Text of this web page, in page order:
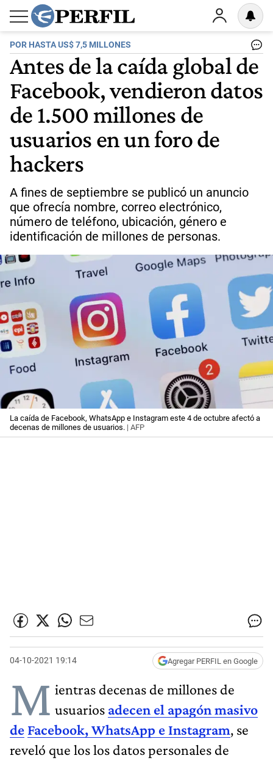
POR HASTA US$ 7,5 MILLONES
Antes de la caída global de
Facebook, vendieron datos
de 1.500 millones de
usuarios en un foro de
hackers
A fines de septiembre se publicó un anuncio
que ofrecía nombre, correo electrónico,
número de teléfono, ubicación, género e
identificación de millones de personas.
La caída de Facebook, WhatsApp e Instagram este 4 de octubre afectó a
decenas de millones de usuarios. | AFP
04-10-2021 19:14 Agregar PERFIL en Google
M ientras decenas de millones de
usuarios adecen el apagón masivo
de Facebook, WhatsApp e Instagram, se
reveló que los los datos personales de